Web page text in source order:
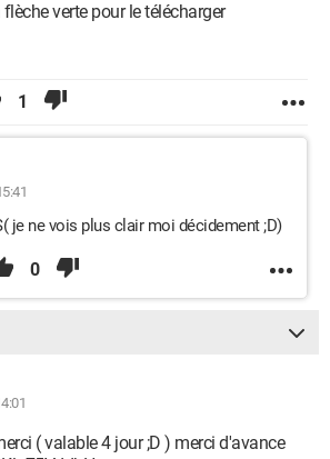
verte pour le télécharger
1
je ne vois plus clair moi décidement ;D)
0
( valable 4 jour ;D ) merci d'avance